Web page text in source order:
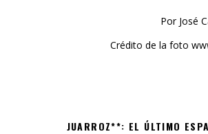
Por José
Crédito de la foto
JUARROZ**: EL ÚLTIMO